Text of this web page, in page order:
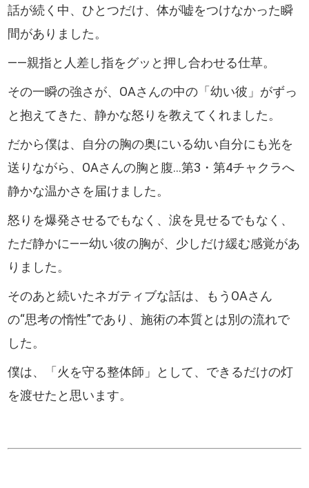
話が続く中、ひとつだけ、体が嘘をつけなかった瞬
間がありました。
――親指と人差し指をグッと押し合わせる仕草。
その一瞬の強さが、OAさんの中の「幼い彼」がずっ
と抱えてきた、静かな怒りを教えてくれました。
だから僕は、自分の胸の奥にいる幼い自分にも光を
送りながら、OAさんの胸と腹…第3・第4チャクラへ
静かな温かさを届けました。
怒りを爆発させるでもなく、涙を見せるでもなく、
ただ静かに――幼い彼の胸が、少しだけ緩む感覚があ
りました。
そのあと続いたネガティブな話は、もうOAさん
の“思考の惰性”であり、施術の本質とは別の流れで
した。
僕は、「火を守る整体師」として、できるだけの灯
を渡せたと思います。